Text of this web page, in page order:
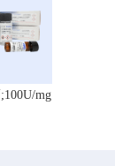
mg